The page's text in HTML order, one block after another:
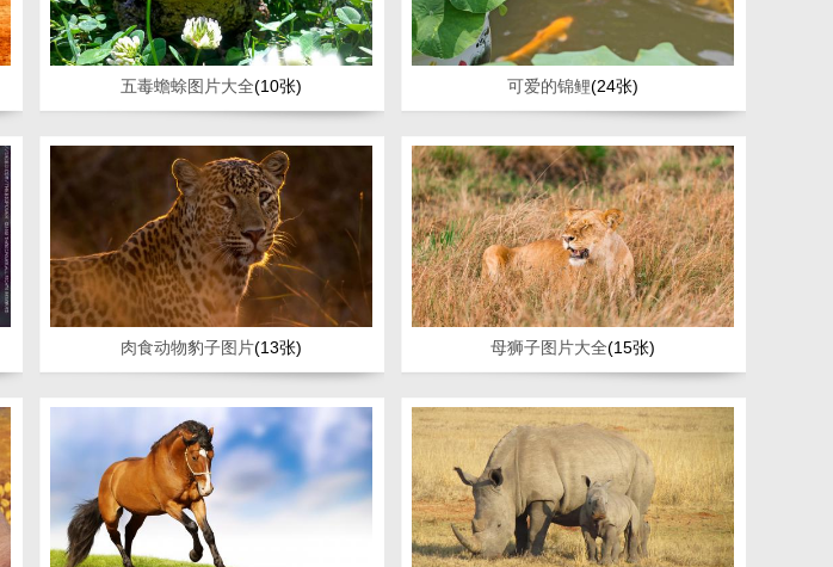
五毒蟾蜍图片大全(10张) 可爱的锦鲤(24张)
肉食动物豹子图片(13张) 母狮子图片大全(15张)